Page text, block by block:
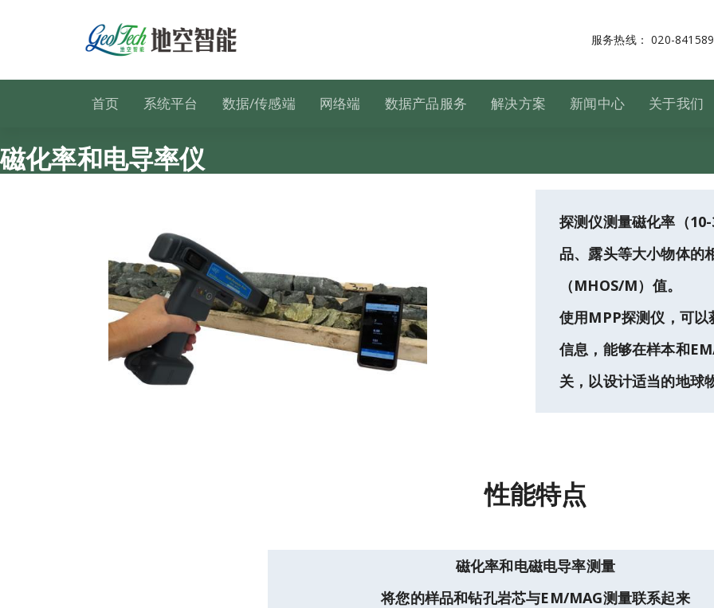
服务热线： 020-
首页 系统平台 数据/传感端 网络端 数据产品服务 解决方案 新闻中心 关于我们
磁化率和电导率仪
探测仪测量磁化率（
品、露头等大小物体的
（MHOS/M）值。
使用MPP探测仪，可
信息，能够在样本和
关，以设计适当的地球
性能特点
磁化率和电磁电导率测量
将您的样品和钻孔岩芯与EM/MAG测量联系起来